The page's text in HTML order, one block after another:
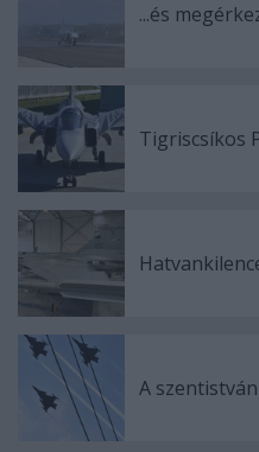
...és
Tigriscsíkos
A